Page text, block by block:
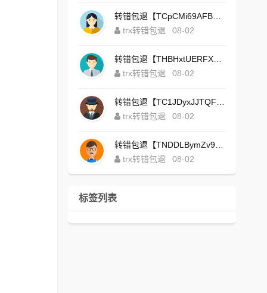
trx转错包退
08-02
trx转错包退
08-02
trx转错包退
08-02
trx转错包退
08-02
标签列表